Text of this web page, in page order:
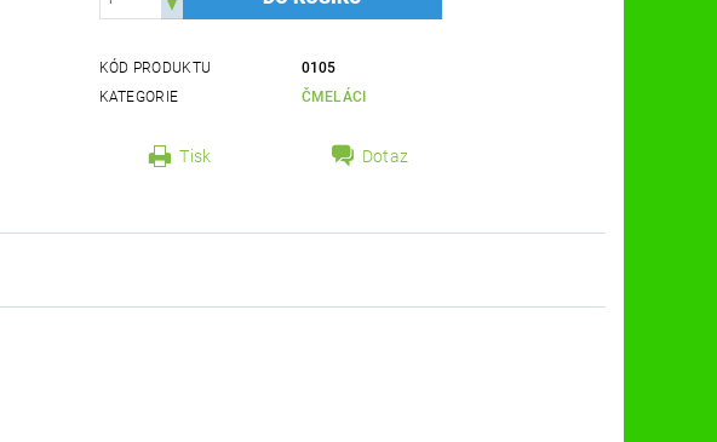
KÓD PRODUKTU
0105
KATEGORIE
ČMELÁCI
Tisk Dotaz